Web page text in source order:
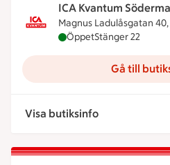
ICA Kvantum
Magnus Ladulåsgatan
ICA Kvantum
ÖppetStänger 22
Gå till
Visa butiksinfo